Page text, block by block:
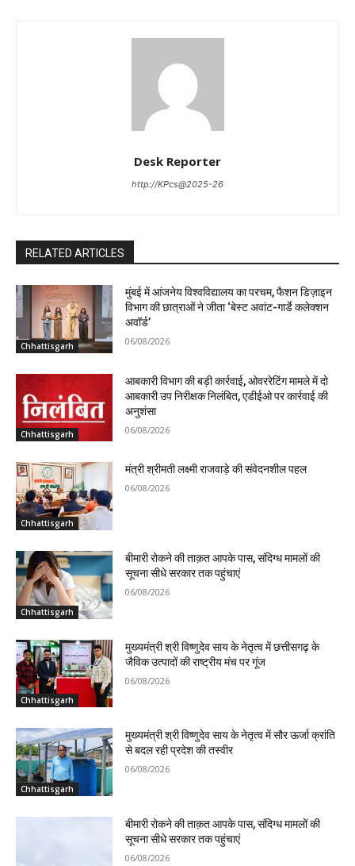
Desk Reporter
http://KPcs@2025-26
RELATED ARTICLES
Chhattisgarh
मुंबई में आंजनेय विश्वविद्यालय का परचम, फैशन डिज़ाइन
विभाग की छात्राओं ने जीता ‘बेस्ट अवांट-गार्डे कलेक्शन
अवॉर्ड’
06/08/2026
Chhattisgarh
आबकारी विभाग की बड़ी कार्रवाई, ओवररेटिंग मामले में दो
आबकारी उप निरीक्षक निलंबित, एडीईओ पर कार्रवाई की
अनुशंसा
06/08/2026
Chhattisgarh
मंत्री श्रीमती लक्ष्मी राजवाड़े की संवेदनशील पहल
06/08/2026
Chhattisgarh
बीमारी रोकने की ताक़त आपके पास, संदिग्ध मामलों की
सूचना सीधे सरकार तक पहुंचाएं
06/08/2026
Chhattisgarh
मुख्यमंत्री श्री विष्णुदेव साय के नेतृत्व में छत्तीसगढ़ के
जैविक उत्पादों की राष्ट्रीय मंच पर गूंज
06/08/2026
Chhattisgarh
मुख्यमंत्री श्री विष्णुदेव साय के नेतृत्व में सौर ऊर्जा क्रांति
से बदल रही प्रदेश की तस्वीर
06/08/2026
बीमारी रोकने की ताक़त आपके पास, संदिग्ध मामलों की
सूचना सीधे सरकार तक पहुंचाएं
06/08/2026